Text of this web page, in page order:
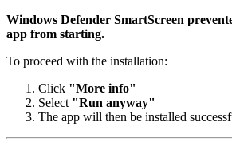
Windows Defender SmartScreen
app from starting.
To proceed with the installation:
Click "More info"
Select "Run anyway"
The app will then be installed